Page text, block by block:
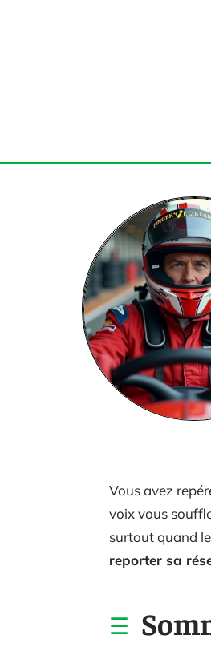
Vous avez
voix vous
surtout quand
reporter sa